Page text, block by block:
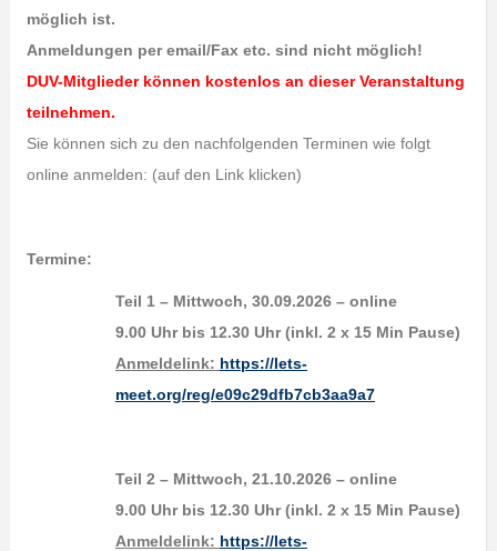
möglich ist.
Anmeldungen per email/Fax etc. sind nicht möglich!
DUV-Mitglieder können kostenlos an dieser Veranstaltung
teilnehmen.
Sie können sich zu den nachfolgenden Terminen wie folgt
online anmelden: (auf den Link klicken)
Termine:
Teil 1 – Mittwoch, 30.09.2026 – online
9.00 Uhr bis 12.30 Uhr (inkl. 2 x 15 Min Pause)
Anmeldelink: https://lets-
meet.org/reg/e09c29dfb7cb3aa9a7
Teil 2 – Mittwoch, 21.10.2026 – online
9.00 Uhr bis 12.30 Uhr (inkl. 2 x 15 Min Pause)
Anmeldelink: https://lets-